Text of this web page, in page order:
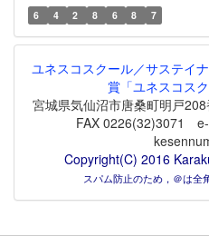
6 4 2 8 6 8 7
ユネスコスクール／サステイ
賞「ユネスコス
宮城県気仙沼市唐桑町明戸
FAX 0226(32)3071
Copyright(C) 2016
スパム防止のため，＠は全